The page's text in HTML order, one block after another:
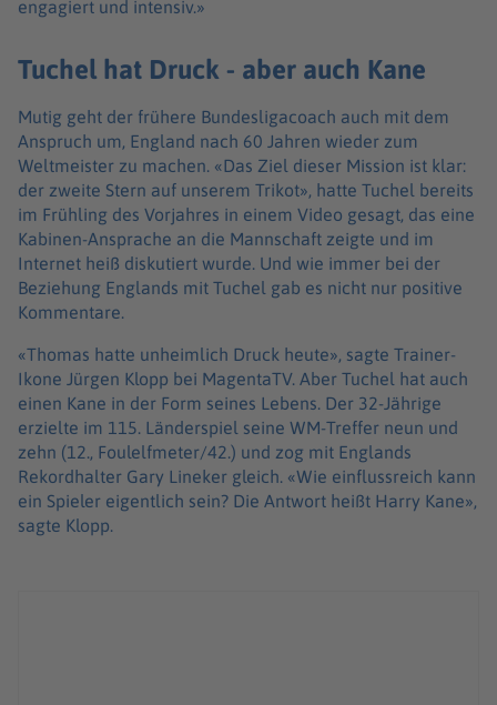
engagiert und intensiv.»
Tuchel hat Druck - aber auch Kane
Mutig geht der frühere Bundesligacoach auch mit dem
Anspruch um, England nach 60 Jahren wieder zum
Weltmeister zu machen. «Das Ziel dieser Mission ist klar:
der zweite Stern auf unserem Trikot», hatte Tuchel bereits
im Frühling des Vorjahres in einem Video gesagt, das eine
Kabinen-Ansprache an die Mannschaft zeigte und im
Internet heiß diskutiert wurde. Und wie immer bei der
Beziehung Englands mit Tuchel gab es nicht nur positive
Kommentare.
«Thomas hatte unheimlich Druck heute», sagte Trainer-
Ikone Jürgen Klopp bei MagentaTV. Aber Tuchel hat auch
einen Kane in der Form seines Lebens. Der 32-Jährige
erzielte im 115. Länderspiel seine WM-Treffer neun und
zehn (12., Foulelfmeter/42.) und zog mit Englands
Rekordhalter Gary Lineker gleich. «Wie einflussreich kann
ein Spieler eigentlich sein? Die Antwort heißt Harry Kane»,
sagte Klopp.